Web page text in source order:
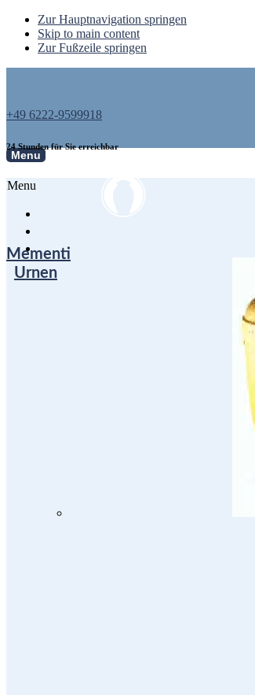
Zur Hauptnavigation springen
Skip to main content
Zur Fußzeile springen
+49 6222-9599918
24 Stunden für Sie erreichbar
Mementi
Urnen
Menu
Menu